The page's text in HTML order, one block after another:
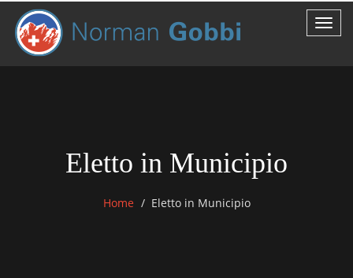
Eletto in Municipio
Home Eletto in Municipio